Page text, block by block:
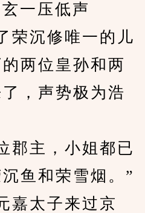
一压低声
荣沉修唯一的儿
两位皇孙和两
，声势极为浩
主，小姐都已
鱼和荣雪烟。”
太子来过京